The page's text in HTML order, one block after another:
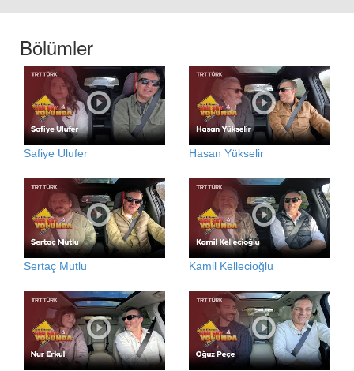
Bölümler
Safiye Ulufer Hasan Yükselir
Sertaç Mutlu Kamil Kellecioğlu